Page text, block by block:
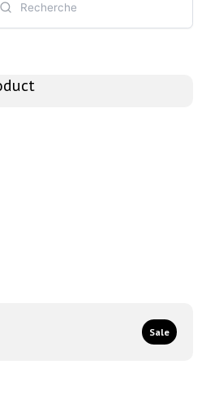
Sale